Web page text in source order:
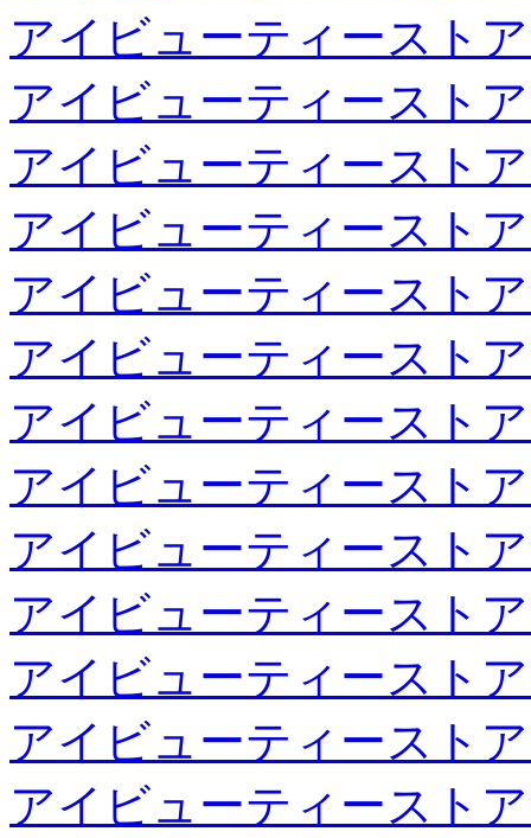
アイビューティースト
アイビューティースト
アイビューティースト
アイビューティースト
アイビューティースト
アイビューティースト
アイビューティースト
アイビューティースト
アイビューティースト
アイビューティースト
アイビューティースト
アイビューティースト
アイビューティースト